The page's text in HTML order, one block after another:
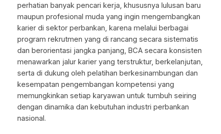
perhatian banyak pencari kerja, khususnya lulusan baru
maupun profesional muda yang ingin mengembangkan
karier di sektor perbankan, karena melalui berbagai
program rekrutmen yang di rancang secara sistematis
dan berorientasi jangka panjang, BCA secara konsisten
menawarkan jalur karier yang terstruktur, berkelanjutan,
serta di dukung oleh pelatihan berkesinambungan dan
kesempatan pengembangan kompetensi yang
memungkinkan setiap karyawan untuk tumbuh seiring
dengan dinamika dan kebutuhan industri perbankan
nasional.